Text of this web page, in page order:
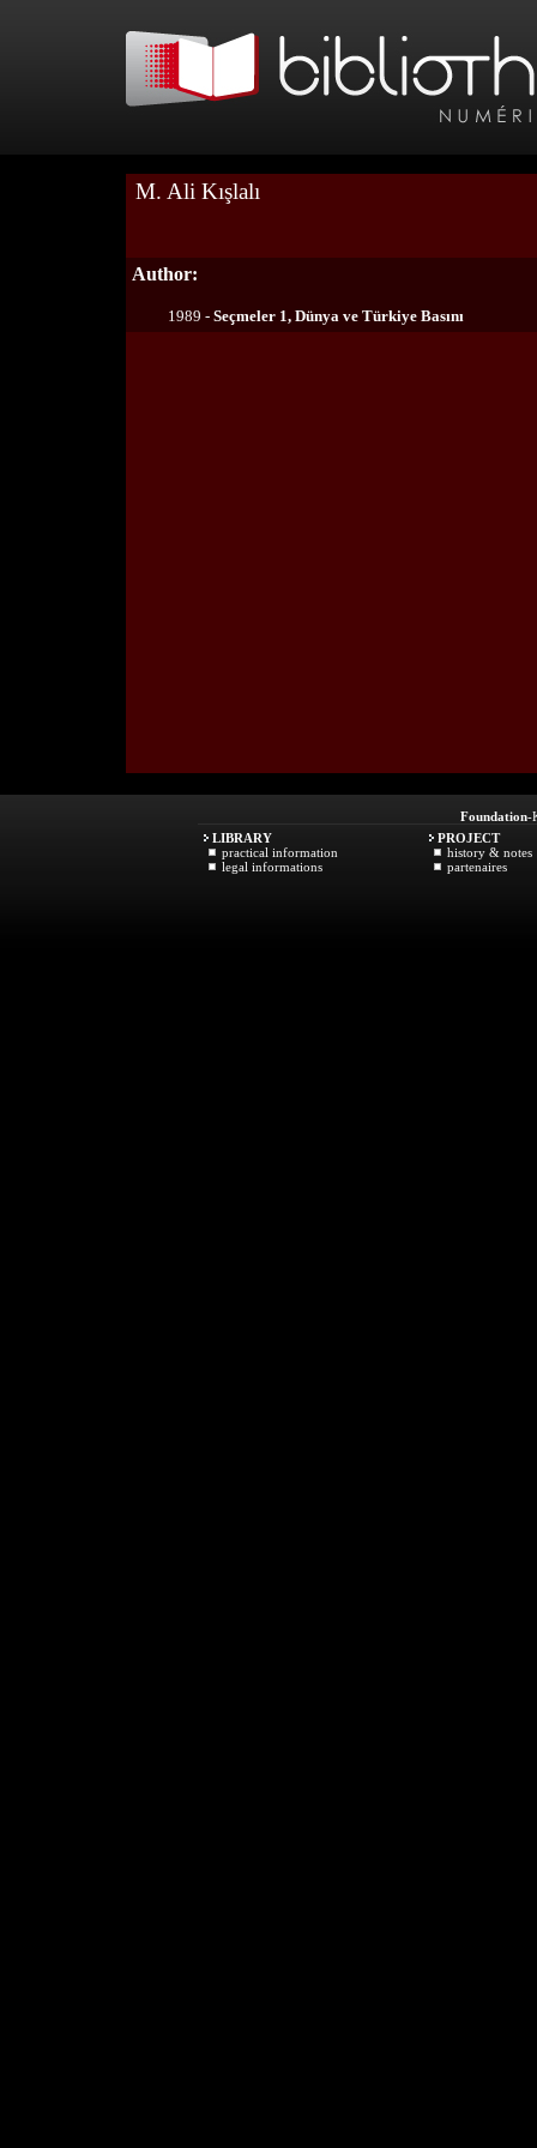
M. Ali Kışlalı
Author:
1989 - Seçmeler 1, Dünya ve Türkiye Basını
Foundation-
LIBRARY
practical information
legal informations
PROJECT
history & notes
partenaires